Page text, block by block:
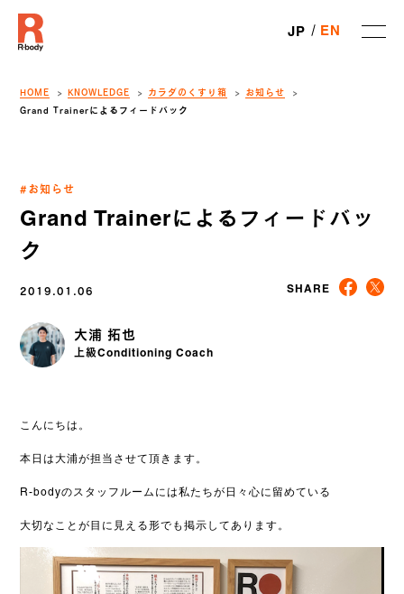
JP EN
HOME KNOWLEDGE カラダのくすり箱
お知らせ
Grand Trainerによるフィードバック
#お知らせ
Grand Trainerによるフィードバッ
ク
2019.01.06 SHARE
大浦 拓也
上級Conditioning Coach
こんにちは。
本日は大浦が担当させて頂きます。
R-bodyのスタッフルームには私たちが日々心に留めている
大切なことが 目に見える形でも掲示してあります。